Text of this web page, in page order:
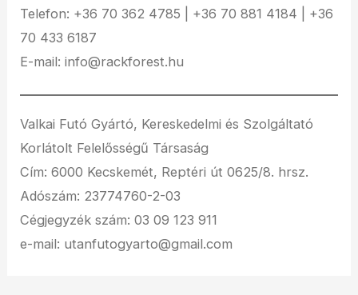
Telefon: +36 70 362 4785 | +36 70 881 4184 | +36
70 433 6187
E-mail: info@rackforest.hu
Valkai Futó Gyártó, Kereskedelmi és Szolgáltató
Korlátolt Felelősségű Társaság
Cím: 6000 Kecskemét, Reptéri út 0625/8. hrsz.
Adószám: 23774760-2-03
Cégjegyzék szám: 03 09 123 911
e-mail: utanfutogyarto@gmail.com